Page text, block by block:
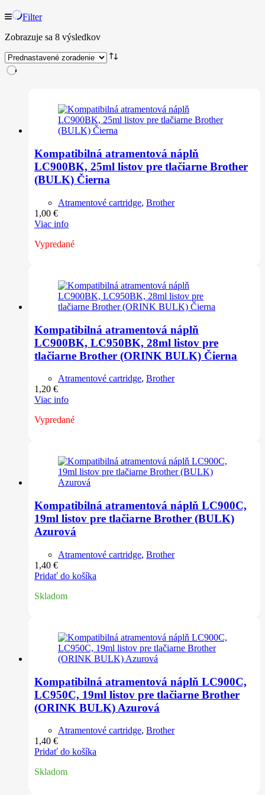
Filter
Zobrazuje sa 8 výsledkov
Kompatibilná atramentová náplň
LC900BK, 25ml listov pre tlačiarne Brother
(BULK) Čierna
Atramentové cartridge, Brother
1,00 €
Viac info
Vypredané
Kompatibilná atramentová náplň
LC900BK, LC950BK, 28ml listov pre
tlačiarne Brother (ORINK BULK) Čierna
Atramentové cartridge, Brother
1,20 €
Viac info
Vypredané
Kompatibilná atramentová náplň LC900C,
19ml listov pre tlačiarne Brother (BULK)
Azurová
Atramentové cartridge, Brother
1,40 €
Pridať do košíka
Skladom
Kompatibilná atramentová náplň LC900C,
LC950C, 19ml listov pre tlačiarne Brother
(ORINK BULK) Azurová
Atramentové cartridge, Brother
1,40 €
Pridať do košíka
Skladom